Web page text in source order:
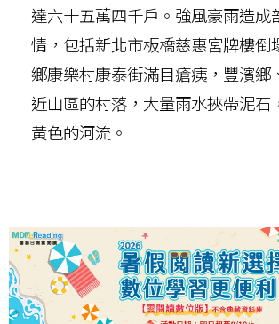
達六十五萬四千戶。強風豪雨造成
情，包括新北市板橋慈惠宮牌樓倒
鄉康樂村康泰街滿目瘡痍，豐濱鄉
近山區的村落，大量雨水挾帶泥石
黃色的河流。